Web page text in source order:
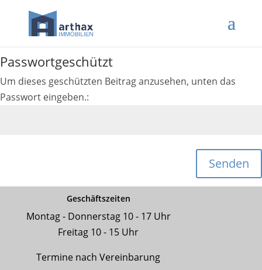
Passwortgeschützt
Um dieses geschützten Beitrag anzusehen, unten das
Passwort eingeben.:
Senden
Geschäftszeiten
Montag - Donnerstag 10 - 17 Uhr
Freitag 10 - 15 Uhr
Termine nach Vereinbarung